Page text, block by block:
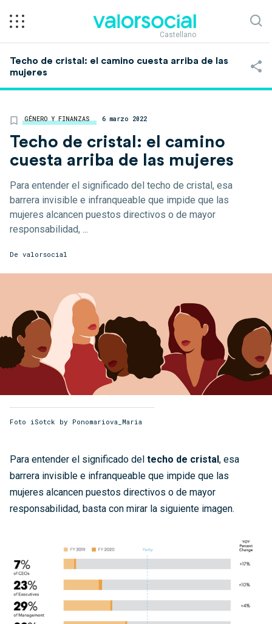
Castellano
Techo de cristal: el camino cuesta arriba de las
mujeres
GÉNERO Y FINANZAS 6 marzo 2022
Techo de cristal: el camino
cuesta arriba de las mujeres
Para entender el significado del techo de cristal, esa
barrera invisible e infranqueable que impide que las
mujeres alcancen puestos directivos o de mayor
responsabilidad, ...
De valorsocial
Foto iSotck by Ponomariova_Maria
Para entender el significado del techo de cristal, esa
barrera invisible e infranqueable que impide que las
mujeres alcancen puestos directivos o de mayor
responsabilidad, basta con mirar la siguiente imagen.